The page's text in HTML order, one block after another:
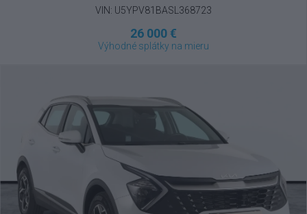
VIN: U5YPV81BASL368723
26 000 €
Výhodné splátky na mieru